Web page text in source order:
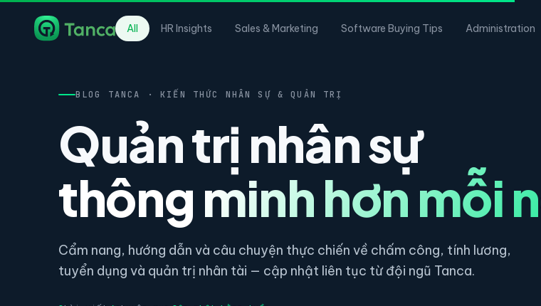
All HR Insights Sales & Marketing Software Buying Tips Administration
BLOG TANCA · KIẾN THỨC NHÂN SỰ & QUẢN TRỊ
Quản trị nhân sự
thông minh hơn mỗi
Cẩm nang, hướng dẫn và câu chuyện thực chiến về chấm công, tính lương,
tuyển dụng và quản trị nhân tài — cập nhật liên tục từ đội ngũ Tanca.